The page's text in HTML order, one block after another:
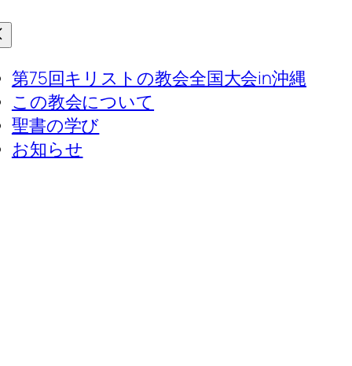
第75回キリストの教会全国大会in沖縄
この教会について
聖書の学び
お知らせ